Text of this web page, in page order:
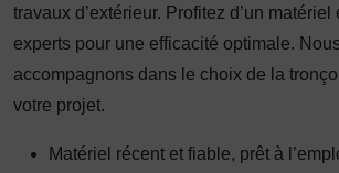
travaux d’extérieur. Profitez d’un
experts pour une efficacité optimale.
accompagnons dans le choix de la
votre projet.
Matériel récent et fiable, prêt à